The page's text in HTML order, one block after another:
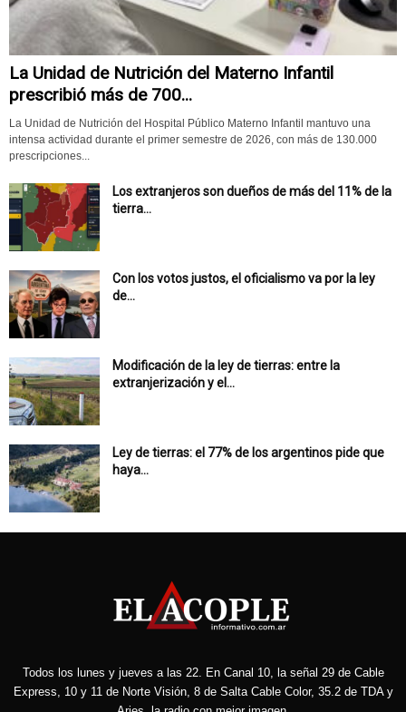
La Unidad de Nutrición del Materno Infantil
prescribió más de 700...
La Unidad de Nutrición del Hospital Público Materno Infantil mantuvo una
intensa actividad durante el primer semestre de 2026, con más de 130.000
prescripciones...
Los extranjeros son dueños de más del 11% de la
tierra...
Con los votos justos, el oficialismo va por la ley
de...
Modificación de la ley de tierras: entre la
extranjerización y el...
Ley de tierras: el 77% de los argentinos pide que
haya...
Todos los lunes y jueves a las 22. En Canal 10, la señal 29 de Cable
Express, 10 y 11 de Norte Visión, 8 de Salta Cable Color, 35.2 de TDA y